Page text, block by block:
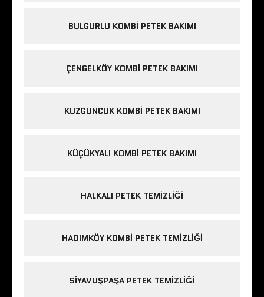
BULGURLU KOMBI PETEK BAKIMI
ÇENGELKÖY KOMBI PETEK BAKIMI
KUZGUNCUK KOMBI PETEK BAKIMI
KÜÇÜKYALI KOMBI PETEK BAKIMI
HALKALI PETEK TEMIZLIĞI
HADIMKÖY KOMBI PETEK TEMIZLIĞI
SIYAVUŞPAŞA PETEK TEMIZLIĞI